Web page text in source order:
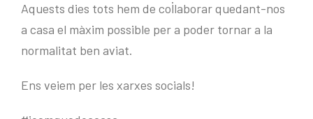
Aquests dies tots hem de col·laborar quedant-nos
a casa el màxim possible per a poder tornar a la
normalitat ben aviat.
Ens veiem per les xarxes socials!